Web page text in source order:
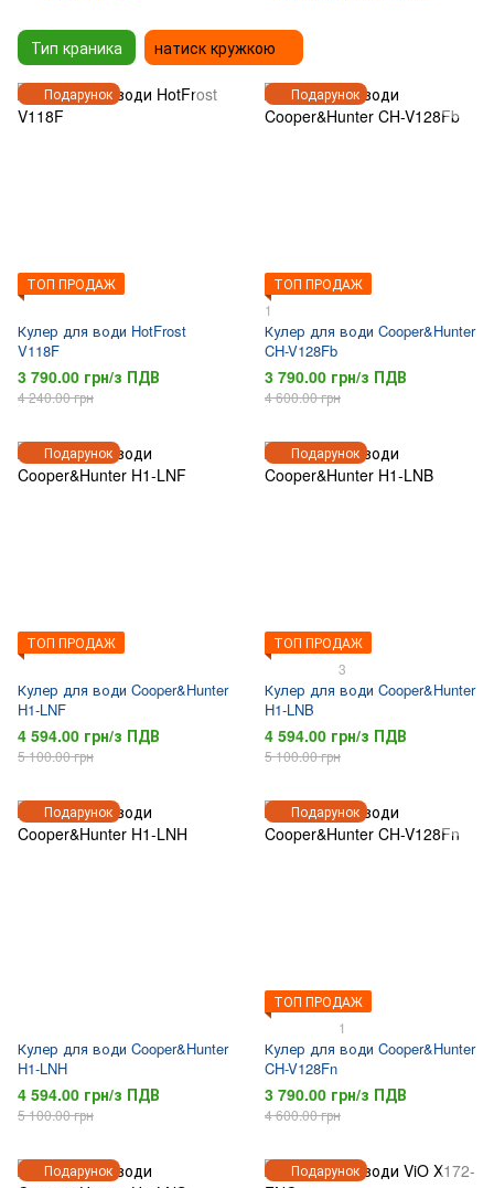
Тип краника натиск кружкою
Подарунок
ТОП ПРОДАЖ
Кулер для води HotFrost
V118F
3 790.00 грн/з ПДВ
4 240.00 грн
Подарунок
ТОП ПРОДАЖ
1
Кулер для води Cooper&Hunter
CH-V128Fb
3 790.00 грн/з ПДВ
4 600.00 грн
Подарунок
ТОП ПРОДАЖ
Кулер для води Cooper&Hunter
H1-LNF
4 594.00 грн/з ПДВ
5 100.00 грн
Подарунок
ТОП ПРОДАЖ
3
Кулер для води Cooper&Hunter
H1-LNB
4 594.00 грн/з ПДВ
5 100.00 грн
Подарунок
Кулер для води Cooper&Hunter
H1-LNH
4 594.00 грн/з ПДВ
5 100.00 грн
Подарунок
ТОП ПРОДАЖ
1
Кулер для води Cooper&Hunter
CH-V128Fn
3 790.00 грн/з ПДВ
4 600.00 грн
Подарунок Подарунок